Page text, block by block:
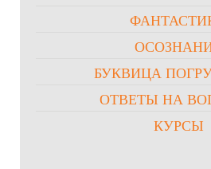
БУКВИЦА
ОТВЕТЫ НА
КУРСЫ